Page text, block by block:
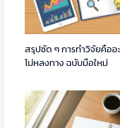
สรุปชัด ๆ การทำวิจัยคืออ
ไม่หลงทาง ฉบับมือใหม่